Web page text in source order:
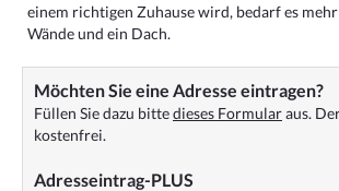
einem richtigen Zuhause wird, bedarf es
Wände und ein Dach.
Möchten Sie eine Adresse eintragen?
Füllen Sie dazu bittedieses Formularaus.
kostenfrei.
Adresseintrag-PLUS